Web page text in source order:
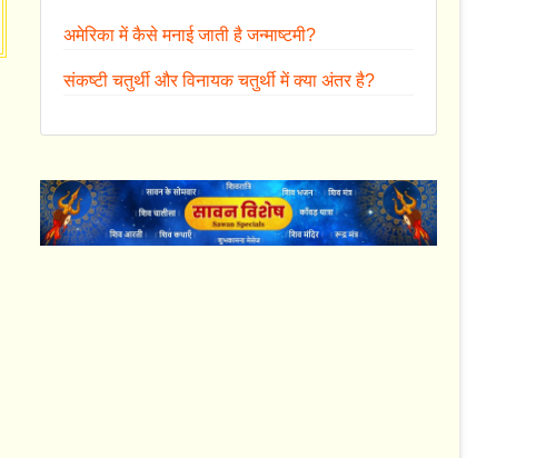
अमेरिका में कैसे मनाई जाती है जन्माष्टमी?
संकष्टी चतुर्थी और विनायक चतुर्थी में क्या अंतर है?